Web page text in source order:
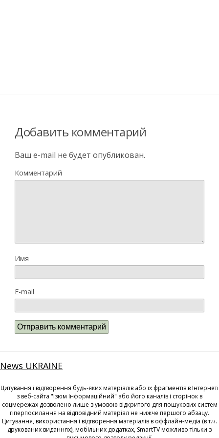
Добавить комментарий
Ваш e-mail не будет опубликован.
Комментарий
Имя
E-mail
News UKRAINE
Цитування і відтворення будь-яких матеріалів або їх фрагментів в Інтернеті
з веб-сайта "Ізюм Інформаційний" або його каналів і сторінок в
соцмережах дозволено лише з умовою відкритого для пошукових систем
гіперпосилання на відповідний матеріал не нижче першого абзацу.
Цитування, використання і відтворення матеріалів в оффлайн-медіа (в т.ч.
друкованих виданнях), мобільних додатках, SmartTV можливо тільки з